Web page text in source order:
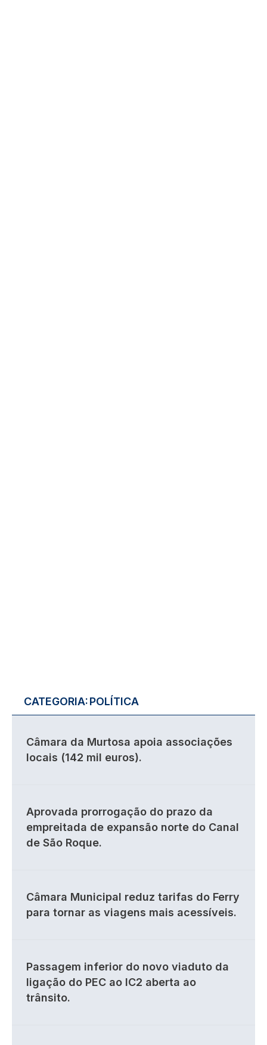
CATEGORIA:POLÍTICA
Câmara da Murtosa apoia associações
locais (142 mil euros).
Aprovada prorrogação do prazo da
empreitada de expansão norte do Canal
de São Roque.
Câmara Municipal reduz tarifas do Ferry
para tornar as viagens mais acessíveis.
Passagem inferior do novo viaduto da
ligação do PEC ao IC2 aberta ao
trânsito.